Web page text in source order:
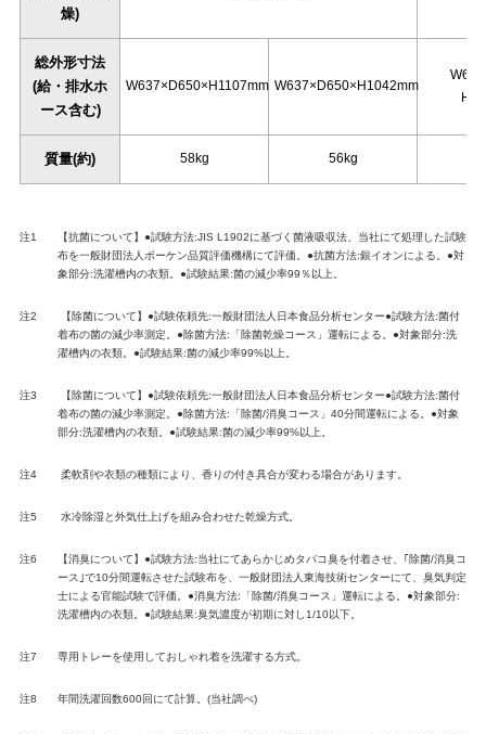
燥)
総外形寸法
(給・排水ホ
ース含む)
W637×D650×H1107mm W637×D650×H1042mm
質量(約) 58kg 56kg
注1
【抗菌について】●試験⽅法:JIS L1902に基づく菌液吸収法、当社にて処理した試験
布を⼀般財団法⼈ボーケン品質評価機構にて評価。●抗菌⽅法:銀イオンによる。●対
象部分:洗濯槽内の⾐類。●試験結果:菌の減少率99％以上。
注2
【除菌について】●試験依頼先:一般財団法人日本食品分析センター●試験方法:菌付
着布の菌の減少率測定。●除菌方法:「除菌乾燥コース」運転による。●対象部分:洗
濯槽内の衣類。●試験結果:菌の減少率99%以上。
注3
【除菌について】●試験依頼先:一般財団法人日本食品分析センター●試験方法:菌付
着布の菌の減少率測定。●除菌方法:「除菌/消臭コース」40分間運転による。●対象
部分:洗濯槽内の衣類。●試験結果:菌の減少率99%以上。
注4 柔軟剤や衣類の種類により、香りの付き具合が変わる場合があります。
注5 水冷除湿と外気仕上げを組み合わせた乾燥方式。
注6
【消臭について】●試験方法:当社にてあらかじめタバコ臭を付着させ、｢除菌/消臭コ
ース｣で10分間運転させた試験布を、一般財団法人東海技術センターにて、臭気判定
士による官能試験で評価。●消臭方法:「除菌/消臭コース」運転による。●対象部分:
洗濯槽内の衣類。●試験結果:臭気濃度が初期に対し1/10以下。
注7 専用トレーを使用しておしゃれ着を洗濯する方式。
注8 年間洗濯回数600回にて計算。(当社調べ)